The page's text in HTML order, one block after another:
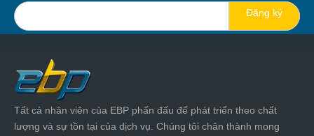
Đăng ký
Tất cả nhân viên của EBP phấn đấu để phát triển theo chất
lượng và sự tồn tại của dịch vụ. Chúng tôi chân thành mong